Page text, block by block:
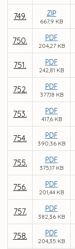
749. ZIP
667,9 KB
750. PDF
204,27 KB
751. PDF
242,81 KB
752. PDF
377,18 KB
753. PDF
417,6 KB
754. PDF
390,36 KB
755. PDF
375,17 KB
756. PDF
201,44 KB
757. PDF
382,36 KB
758. PDF
204,35 KB